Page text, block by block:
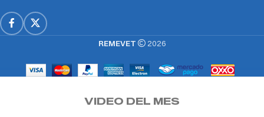
REMEVET 2026
VIDEO DEL MES